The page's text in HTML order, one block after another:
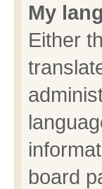
My
Either
board